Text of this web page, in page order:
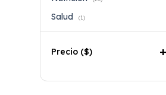
Salud (1)
Precio ($)